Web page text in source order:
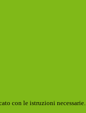
con le istruzioni necessarie.